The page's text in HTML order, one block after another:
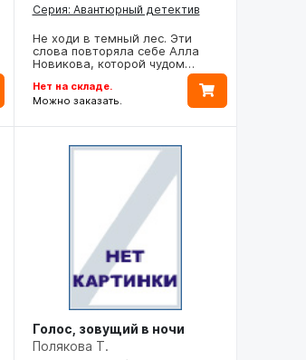
Серия: Авантюрный детектив
Не ходи в темный лес. Эти
слова повторяла себе Алла
Новикова, которой чудом…
Нет на складе.
Можно заказать.
Голос, зовущий в ночи
Полякова Т.